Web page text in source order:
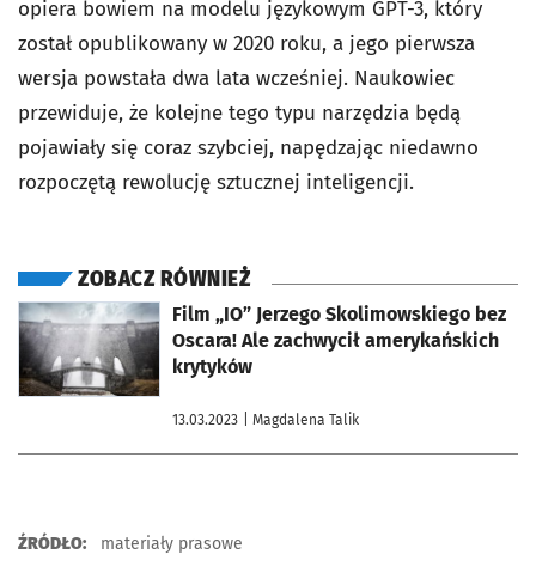
opiera bowiem na modelu językowym GPT-3, który
został opublikowany w 2020 roku, a jego pierwsza
wersja powstała dwa lata wcześniej. Naukowiec
przewiduje, że kolejne tego typu narzędzia będą
pojawiały się coraz szybciej, napędzając niedawno
rozpoczętą rewolucję sztucznej inteligencji.
ZOBACZ RÓWNIEŻ
Film „IO” Jerzego Skolimowskiego bez
Oscara! Ale zachwycił amerykańskich
krytyków
13.03.2023 | Magdalena Talik
otworzy się w nowej karcie
ŹRÓDŁO: materiały prasowe